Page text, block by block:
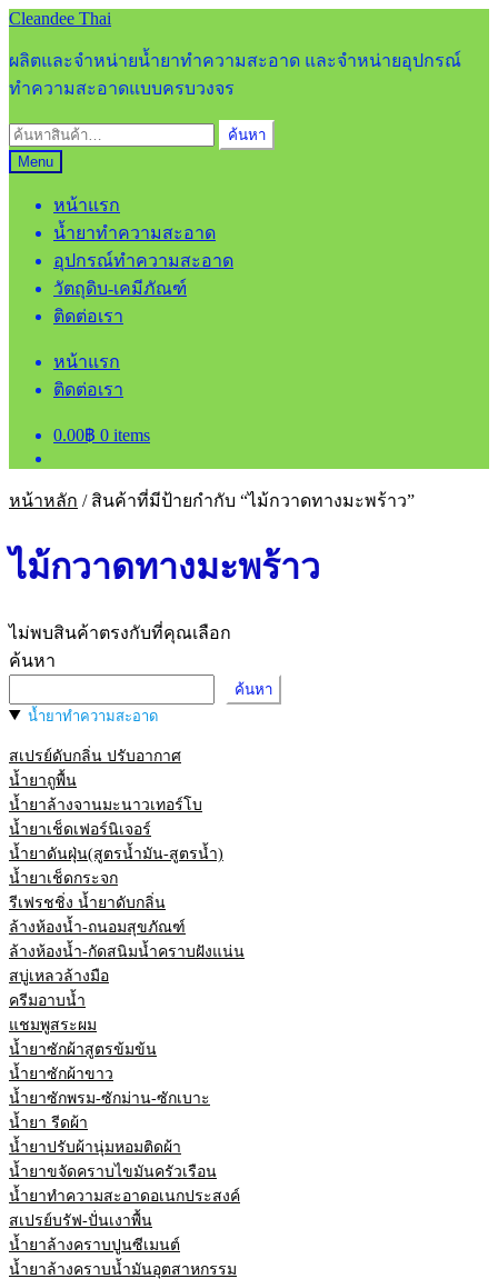
Skip
navigation
Skip
content
Cleandee Thai
ผลิตและจำหน่ายน้ำยาทำความสะอาด และจำหน่ายอุปกรณ์
ทำความสะอาดแบบครบวงจร
ค้นหา:
ค้นหา
Menu
หน้าแรก
น้ำยาทำความสะอาด
อุปกรณ์ทำความสะอาด
วัตถุดิบ-เคมีภัณฑ์
ติดต่อเรา
หน้าแรก
ติดต่อเรา
0.00฿ 0 items
หน้าหลัก / สินค้าที่มีป้ายกำกับ “ไม้กวาดทางมะพร้าว”
ไม้กวาดทางมะพร้าว
ไม่พบสินค้าตรงกับที่คุณเลือก
ค้นหา
ค้นหา
น้ำยาทำความสะอาด
สเปรย์ดับกลิ่น ปรับอากาศ
น้ำยาถูพื้น
น้ำยาล้างจานมะนาวเทอร์โบ
น้ำยาเช็ดเฟอร์นิเจอร์
น้ำยาดันฝุ่น(สูตรน้ำมัน-สูตรน้ำ)
น้ำยาเช็ดกระจก
รีเฟรชชิ่ง น้ำยาดับกลิ่น
ล้างห้องน้ำ-ถนอมสุขภัณฑ์
ล้างห้องน้ำ-กัดสนิมน้ำคราบฝังแน่น
สบู่เหลวล้างมือ
ครีมอาบน้ำ
แชมพูสระผม
น้ำยาซักผ้าสูตรข้มข้น
น้ำยาซักผ้าขาว
น้ำยาซักพรม-ซักม่าน-ซักเบาะ
น้ำยา รีดผ้า
น้ำยาปรับผ้านุ่มหอมติดผ้า
น้ำยาขจัดคราบไขมันครัวเรือน
น้ำยาทำความสะอาดอเนกประสงค์
สเปรย์บรัฟ-ปั่นเงาพื้น
น้ำยาล้างคราบปูนซีเมนต์
น้ำยาล้างคราบน้ำมันอุตสาหกรรม